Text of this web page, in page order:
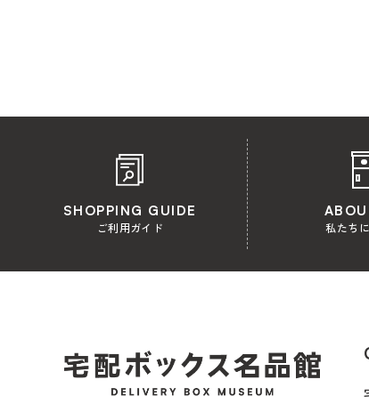
SHOPPING GUIDE
ご利用ガイド 私たち